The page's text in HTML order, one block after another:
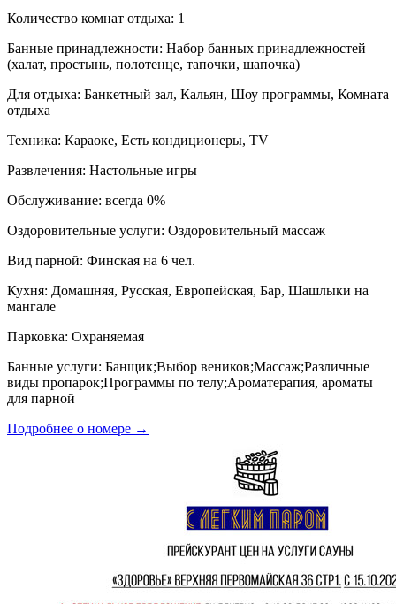
Количество комнат отдыха: 1
Банные принадлежности: Набор банных принадлежностей
(халат, простынь, полотенце, тапочки, шапочка)
Для отдыха: Банкетный зал, Кальян, Шоу программы, Комната
отдыха
Техника: Караоке, Есть кондиционеры, TV
Развлечения: Настольные игры
Обслуживание: всегда 0%
Оздоровительные услуги: Оздоровительный массаж
Вид парной: Финская на 6 чел.
Кухня: Домашняя, Русская, Европейская, Бар, Шашлыки на
мангале
Парковка: Охраняемая
Банные услуги: Банщик;Выбор веников;Массаж;Различные
виды пропарок;Программы по телу;Ароматерапия, ароматы
для парной
Подробнее о номере →